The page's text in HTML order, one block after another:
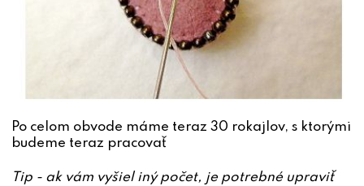
Po celom obvode máme teraz 30 rokajlov, s ktorými
budeme teraz pracovať
Tip - ak vám vyšiel iný počet, je potrebné upraviť